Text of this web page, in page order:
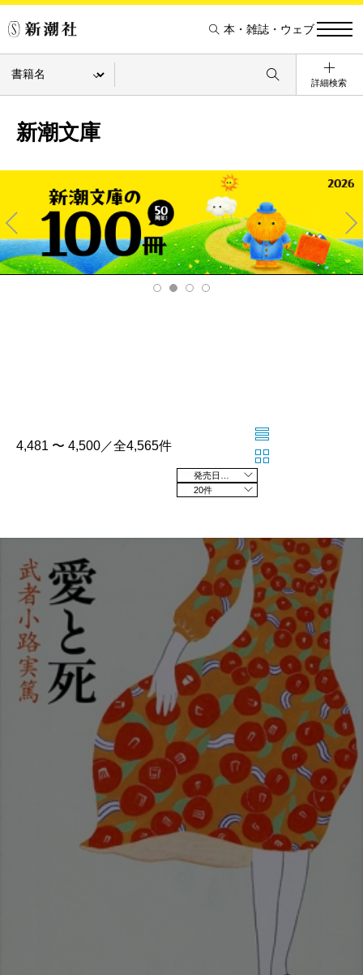
本・雑誌・ウェブ
詳細検索
新潮文庫
Pre
v
Ne
xt
4,481 〜 4,500／全4,565件
20件